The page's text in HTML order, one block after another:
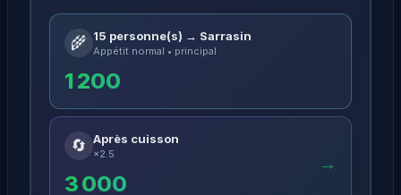
🌾 15 personne(s) → Sarrasin
Appétit normal • principal
1 200
🔄 Après cuisson
×2.5
3 000
→